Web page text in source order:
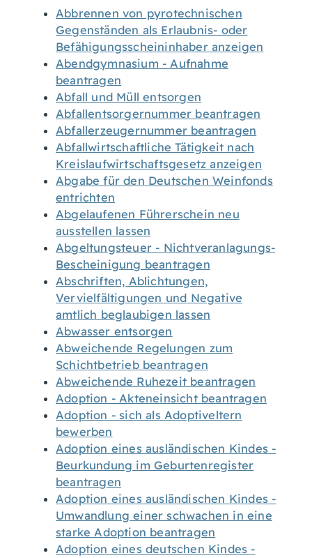
Abbrennen von pyrotechnischen
Gegenständen als Erlaubnis- oder
Befähigungsscheininhaber anzeigen
Abendgymnasium - Aufnahme
beantragen
Abfall und Müll entsorgen
Abfallentsorgernummer beantragen
Abfallerzeugernummer beantragen
Abfallwirtschaftliche Tätigkeit nach
Kreislaufwirtschaftsgesetz anzeigen
Abgabe für den Deutschen Weinfonds
entrichten
Abgelaufenen Führerschein neu
ausstellen lassen
Abgeltungsteuer - Nichtveranlagungs-
Bescheinigung beantragen
Abschriften, Ablichtungen,
Vervielfältigungen und Negative
amtlich beglaubigen lassen
Abwasser entsorgen
Abweichende Regelungen zum
Schichtbetrieb beantragen
Abweichende Ruhezeit beantragen
Adoption - Akteneinsicht beantragen
Adoption - sich als Adoptiveltern
bewerben
Adoption eines ausländischen Kindes -
Beurkundung im Geburtenregister
beantragen
Adoption eines ausländischen Kindes -
Umwandlung einer schwachen in eine
starke Adoption beantragen
Adoption eines deutschen Kindes -